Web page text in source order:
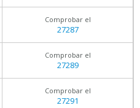
Comprobar el
27287
Comprobar el
27289
Comprobar el
27291